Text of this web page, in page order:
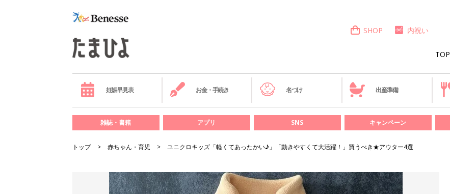
TOP
SHOP 内祝い
妊娠早見表 お金・手続き 名づけ 出産準備
雑誌・書籍 アプリ SNS キャンペーン
トップ 赤ちゃん・育児 ユニクロキッズ「軽くてあったかい♪」「動きやすくて大活躍！」買うべき★アウター4選